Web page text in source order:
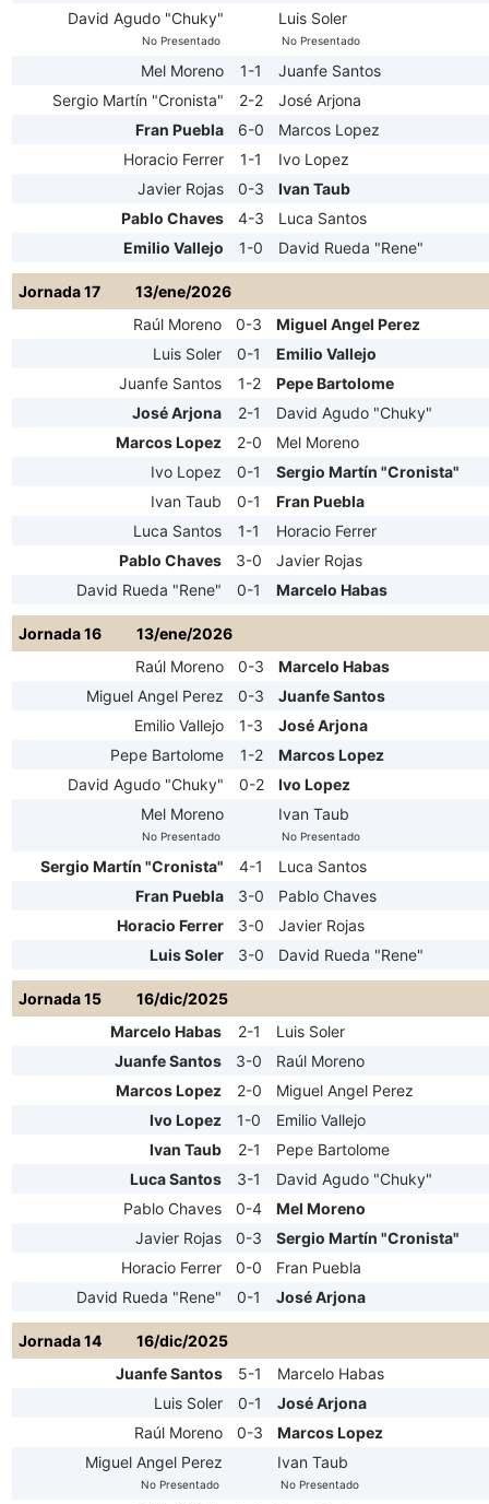
David Agudo "Chuky"
No Presentado
Luis Soler
No Presentado
Mel Moreno 1-1
Juanfe Santos
Sergio Martín "Cronista"
2-2
José Arjona
Fran Puebla
6-0
Marcos Lopez
Horacio Ferrer
1-1
Ivo Lopez
Javier Rojas
0-3
Ivan Taub
Pablo Chaves
4-3
Luca Santos
Emilio Vallejo
1-0 David Rueda "Rene"
Jornada 17
13/ene/2026
Raúl Moreno
0-3
Miguel Angel Perez
Luis Soler
0-1
Emilio Vallejo
Juanfe Santos
1-2
Pepe Bartolome
José Arjona
2-1
David Agudo "Chuky"
Marcos Lopez
2-0
Mel Moreno
Ivo Lopez
0-1
Sergio Martín "Cronista"
Ivan Taub
0-1
Fran Puebla
Luca Santos
1-1
Horacio Ferrer
Pablo Chaves
3-0
Javier Rojas
David Rueda "Rene"
0-1 Marcelo Habas
Jornada 16
13/ene/2026
Raúl Moreno
0-3
Marcelo Habas
Miguel Angel Perez
0-3
Juanfe Santos
Emilio Vallejo
1-3
José Arjona
Pepe Bartolome
1-2
Marcos Lopez
David Agudo "Chuky"
0-2
Ivo Lopez
Mel Moreno
No Presentado
Ivan Taub
No Presentado
Sergio Martín "Cronista" 4-1
Luca Santos
Fran Puebla
3-0
Pablo Chaves
Horacio Ferrer
3-0
Javier Rojas
Luis Soler
3-0 David Rueda "Rene"
Jornada 15
16/dic/2025
Marcelo Habas
2-1
Luis Soler
Juanfe Santos
3-0
Raúl Moreno
Marcos Lopez
2-0
Miguel Angel Perez
Ivo Lopez
1-0
Emilio Vallejo
Ivan Taub
2-1
Pepe Bartolome
Luca Santos
3-1
David Agudo "Chuky"
Pablo Chaves
0-4
Mel Moreno
Javier Rojas
0-3
Sergio Martín "Cronista"
Horacio Ferrer
0-0
Fran Puebla
David Rueda "Rene"
0-1 José Arjona
Jornada 14
16/dic/2025
Juanfe Santos
5-1
Marcelo Habas
Luis Soler
0-1
José Arjona
Raúl Moreno
0-3
Marcos Lopez
Miguel Angel Perez
No Presentado
Ivan Taub
No Presentado